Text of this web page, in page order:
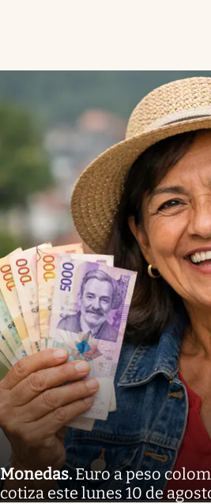
Monedas.Euro a peso
cotiza este lunes 10 de